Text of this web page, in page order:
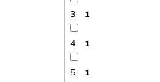
3 1
4 1
5 1